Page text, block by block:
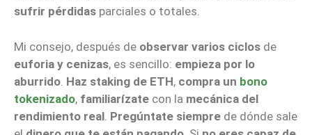
sufrir pérdidas parciales o totales.
Mi consejo, después de observar varios ciclos de
euforia y cenizas, es sencillo: empieza por lo
aburrido Haz staking de ETH, compra un bono
tokenizado, familiarízate con la mecánica del
rendimiento real Pregúntate siempre de dónde sale